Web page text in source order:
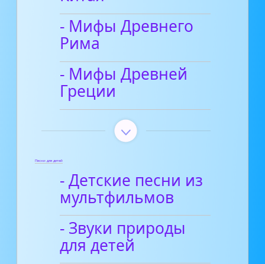
- Мифы Древнего
Рима
- Мифы Древней
Греции
Песни для детей
- Детские песни из
мультфильмов
- Звуки природы
для детей